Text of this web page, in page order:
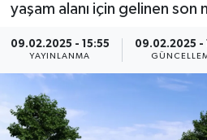
yaşam alanı için gelinen son
09.02.2025 - 15:55
YAYINLANMA
09.02.2025 -